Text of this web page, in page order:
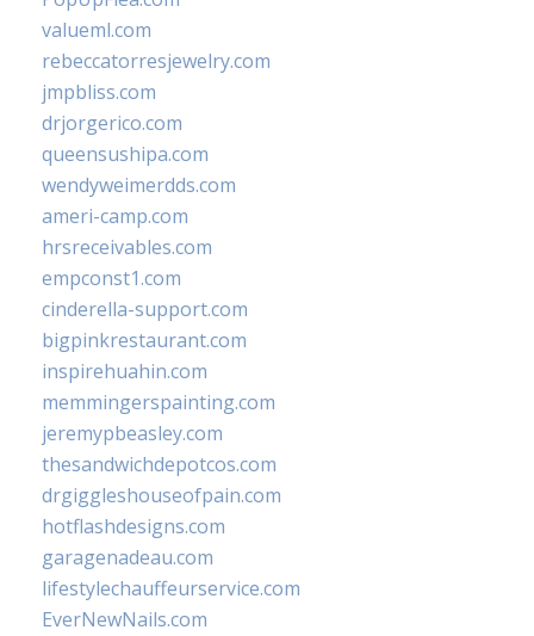
valueml.com
rebeccatorresjewelry.com
jmpbliss.com
drjorgerico.com
queensushipa.com
wendyweimerdds.com
ameri-camp.com
hrsreceivables.com
empconst1.com
cinderella-support.com
bigpinkrestaurant.com
inspirehuahin.com
memmingerspainting.com
jeremypbeasley.com
thesandwichdepotcos.com
drgiggleshouseofpain.com
hotflashdesigns.com
garagenadeau.com
lifestylechauffeurservice.com
EverNewNails.com